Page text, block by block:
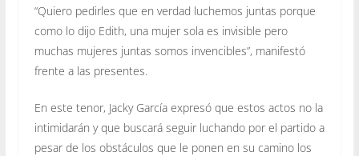
“Quiero pedirles que en verdad luchemos juntas porque
como lo dijo Edith, una mujer sola es invisible pero
muchas mujeres juntas somos invencibles”, manifestó
frente a las presentes.
En este tenor, Jacky García expresó que estos actos no la
intimidarán y que buscará seguir luchando por el partido a
pesar de los obstáculos que le ponen en su camino los